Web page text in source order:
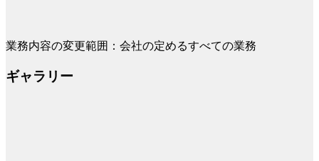
業務内容の変更範囲：会社の定めるすべての業務
ギャラリー